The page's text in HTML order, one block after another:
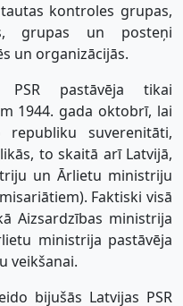
kontroles grupas,
grupas un posteņi
un organizācijās.
PSR pastāvēja tikai
1944. gada oktobrī, lai
republiku suverenitāti,
to skaitā arī Latvijā,
un Ārlietu ministriju
Faktiski visā
Aizsardzības ministrija
ministrija pastāvēja
veikšanai.
bijušās Latvijas PSR